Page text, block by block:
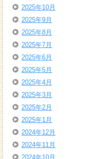
2025年10月
2025年9月
2025年8月
2025年7月
2025年6月
2025年5月
2025年4月
2025年3月
2025年2月
2025年1月
2024年12月
2024年11月
2024年10月